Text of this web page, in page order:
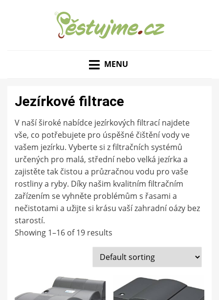
MENU
Jezírkové filtrace
V naší široké nabídce jezírkových filtrací najdete
vše, co potřebujete pro úspěšné čištění vody ve
vašem jezírku. Vyberte si z filtračních systémů
určených pro malá, střední nebo velká jezírka a
zajistěte tak čistou a průzračnou vodu pro vaše
rostliny a ryby. Díky našim kvalitním filtračním
zařízením se vyhněte problémům s řasami a
nečistotami a užijte si krásu vaší zahradní oázy bez
starostí.
Showing 1–16 of 19 results